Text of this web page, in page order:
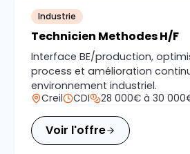
Industrie
Technicien Methodes H/F
Interface BE/production,
process et amélioration
environnement industriel.
Creil CDI 28 000€ à 30
Voir l'offre